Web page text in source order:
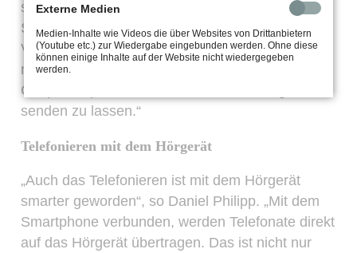
smarte Hörgeräte überwinden heutzutage auch
Sprach-Barrieren“, erklärt der HörExperte. „In
Verbindung mit Apps auf dem Smartphone ist es
möglich, sich die Worte des fremdsprachigen
Gesprächspartners übersetzt in sein Hörgerät
senden zu lassen.“
Telefonieren mit dem Hörgerät
„Auch das Telefonieren ist mit dem Hörgerät
smarter geworden“, so Daniel Philipp. „Mit dem
Smartphone verbunden, werden Telefonate direkt
auf das Hörgerät übertragen. Das ist nicht nur
Externe Medien
Medien-Inhalte wie Videos die über Websites von Drittanbietern
(Youtube etc.) zur Wiedergabe eingebunden werden. Ohne diese
können einige Inhalte auf der Website nicht wiedergegeben
werden.